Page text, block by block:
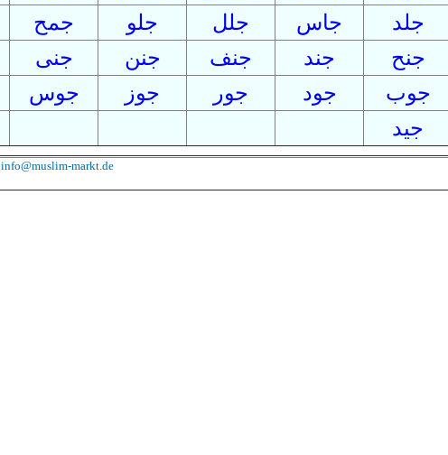
جمح جلو جلل جاس جلد
جنى جنن جنف جند جنح
جوس جوز جور جود جوب
جيد
info@muslim-markt.de